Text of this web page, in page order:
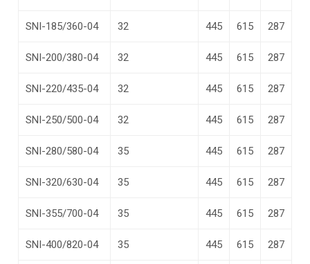
SNI-185/360-04 32 445 615 287
SNI-200/380-04 32 445 615 287
SNI-220/435-04 32 445 615 287
SNI-250/500-04 32 445 615 287
SNI-280/580-04 35 445 615 287
SNI-320/630-04 35 445 615 287
SNI-355/700-04 35 445 615 287
SNI-400/820-04 35 445 615 287